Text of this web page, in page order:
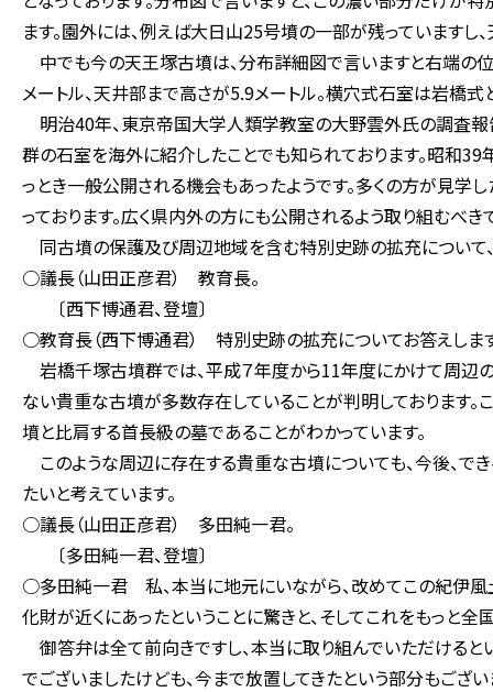
ます。園外には、例えば大日山25号墳の一部が残っています
中でも今の天王塚古墳は、分布詳細図で言いますと右端の
メートル、天井部まで高さが5.9メートル。横穴式石室は岩橋
明治40年、東京帝国大学人類学教室の大野雲外氏の調査報
群の石室を海外に紹介したことでも知られております。昭和
っとき一般公開される機会もあったようです。多くの方が見学
っております。広く県内外の方にも公開されるよう取り組むべき
同古墳の保護及び周辺地域を含む特別史跡の拡充について、
○議長（山田正彦君） 教育長。
〔西下博通君、登壇〕
○教育長（西下博通君） 特別史跡の拡充についてお答えしま
岩橋千塚古墳群では、平成７年度から11年度にかけて周
ない貴重な古墳が多数存在していることが判明しております。
墳と比肩する首長級の墓であることがわかっています。
このような周辺に存在する貴重な古墳についても、今後、で
たいと考えています。
○議長（山田正彦君） 多田純一君。
〔多田純一君、登壇〕
○多田純一君 私、本当に地元にいながら、改めてこの紀伊風
化財が近くにあったということに驚きと、そしてこれをもっと
御答弁は全て前向きですし、本当に取り組んでいただけると
でございましたけども、今まで放置してきたという部分もござ